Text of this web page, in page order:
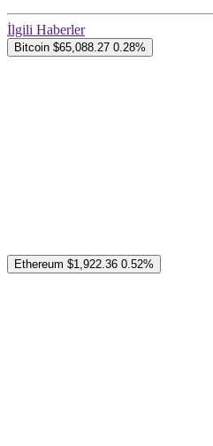
İlgili Haberler
Bitcoin $65,088.27 0.28%
Ethereum $1,922.36 0.52%